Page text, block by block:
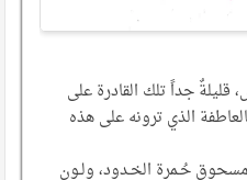
جداً تلك القادرة على
الذي ترونه على هذه
حُـمرة الخـدود، ولـون